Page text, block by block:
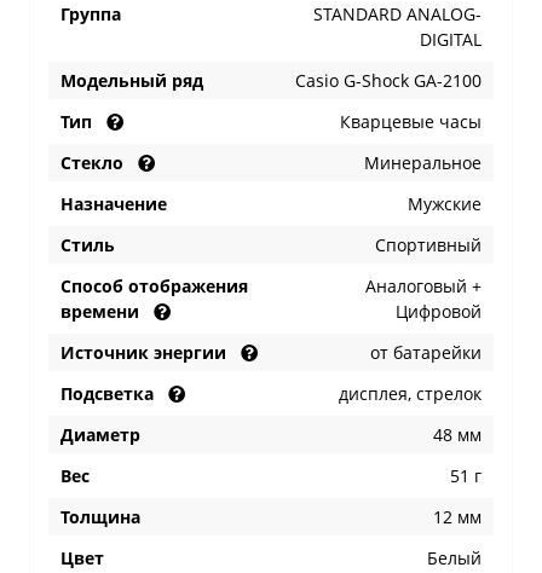
Группа
STANDARD ANALOG-
DIGITAL
Модельный ряд
Casio G-Shock GA-2100
Тип
Кварцевые часы
Стекло
Минеральное
Назначение
Мужские
Стиль
Спортивный
Способ отображения
времени
Аналоговый +
Цифровой
Источник энергии
от батарейки
Подсветка
дисплея, стрелок
Диаметр
48 мм
Вес
51 г
Толщина
12 мм
Цвет
Белый